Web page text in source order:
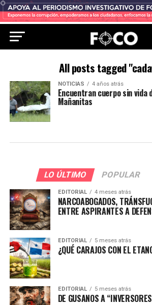
All posts tagged
NOTICIAS 4 años atrás
Encuentran cuerpo sin vida
Mañanitas
LO ÚLTIMO POPULAR
EDITORIAL 4 meses atrás
NARCOABOGADOS,
ENTRE ASPIRANTES A
EDITORIAL 5 meses atrás
¿QUÉ CARAJOS CON EL
EDITORIAL 5 meses atrás
DE GUSANOS A